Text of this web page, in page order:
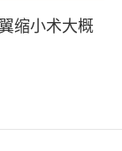
缩小术大概